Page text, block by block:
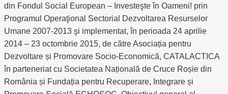
din Fondul Social European – Investeşte în Oameni! prin
Programul Operaţional Sectorial Dezvoltarea Resurselor
Umane 2007-2013 şi implementat, în perioada 24 aprilie
2014 – 23 octombrie 2015, de către Asociația pentru
Dezvoltare și Promovare Socio-Economică, CATALACTICA
în parteneriat cu Societatea Națională de Cruce Roșie din
România și Fundația pentru Recuperare, Integrare și